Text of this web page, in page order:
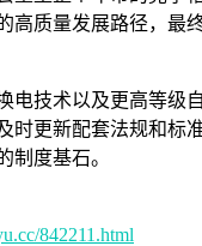
高质量发展路径，最
电技术以及更高等级
时更新配套法规和标
制度基石。
842211.html